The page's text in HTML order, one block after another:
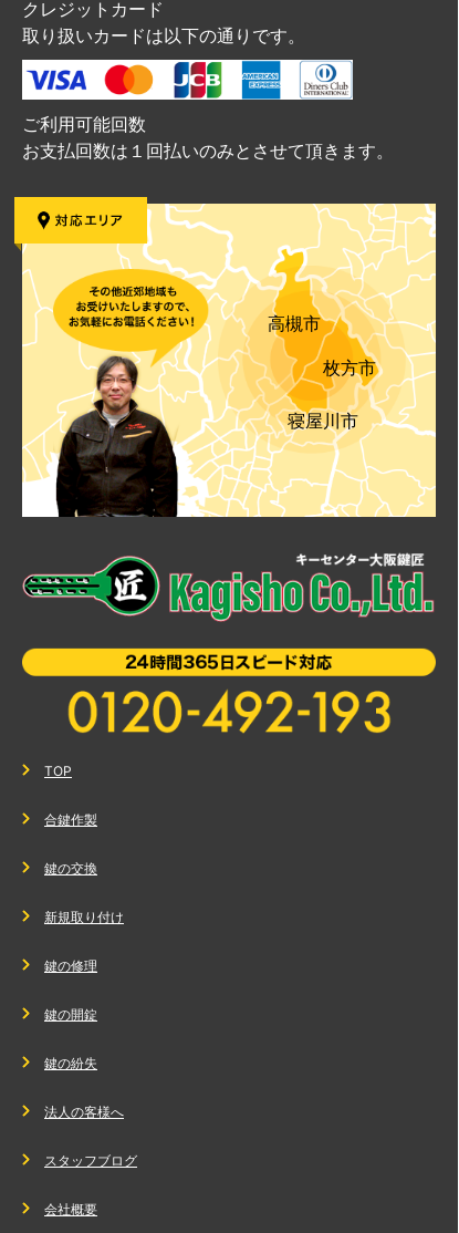
クレジットカード
取り扱いカードは以下の通りです。
ご利用可能回数
お支払回数は１回払いのみとさせて頂きます。
高槻市
枚方市
寝屋川市
TOP
合鍵作製
鍵の交換
新規取り付け
鍵の修理
鍵の開錠
鍵の紛失
法人の客様へ
スタッフブログ
会社概要